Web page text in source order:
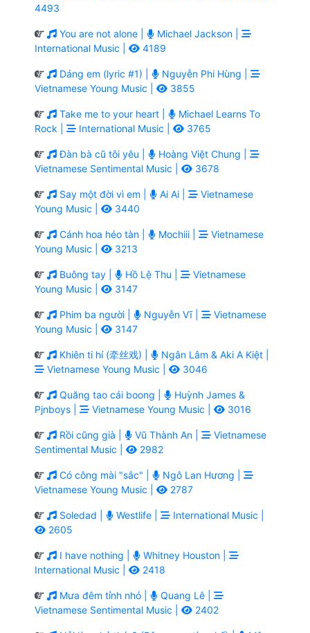
4493
You are not alone |
Michael Jackson |
International Music |
4189
Dáng em (lyric #1) |
Nguyễn Phi Hùng |
Vietnamese Young Music |
3855
Take me to your heart |
Michael Learns To
Rock |
International Music | 3765
Đàn bà cũ tôi yêu |
Hoàng Việt Chung |
Vietnamese Sentimental Music |
3678
Say một đời vì em | Ai Ai |
Vietnamese
Young Music |
3440
Cánh hoa héo tàn | Mochiii |
Vietnamese
Young Music |
3213
Buông tay | Hồ Lệ Thu |
Vietnamese
Young Music |
3147
Phim ba người | Nguyễn Vĩ |
Vietnamese
Young Music |
3147
Khiên ti hí (牵丝戏) |
Ngân Lâm & Aki A Kiệt |
Vietnamese Young Music |
3046
Quăng tao cái boong |
Huỳnh James &
Pjnboys |
Vietnamese Young Music | 3016
Rồi cũng già | Vũ Thành An |
Vietnamese
Sentimental Music |
2982
Có công mài "sắc" |
Ngô Lan Hương |
Vietnamese Young Music |
2787
Soledad | Westlife |
International Music |
2605
I have nothing |
Whitney Houston |
International Music |
2418
Mưa đêm tỉnh nhỏ |
Quang Lê |
Vietnamese Sentimental Music |
2402